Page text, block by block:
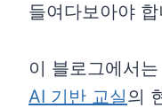
들여다보아야 합
이 블로그에서는
AI 기반 교실의